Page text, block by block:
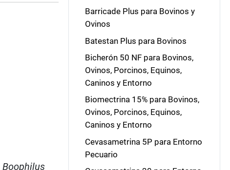
Boophilus
Barricade Plus para Bovinos y
Ovinos
Batestan Plus para Bovinos
Bicherón 50 NF para Bovinos,
Ovinos, Porcinos, Equinos,
Caninos y Entorno
Biomectrina 15% para Bovinos,
Ovinos, Porcinos, Equinos,
Caninos y Entorno
Cevasametrina 5P para Entorno
Pecuario